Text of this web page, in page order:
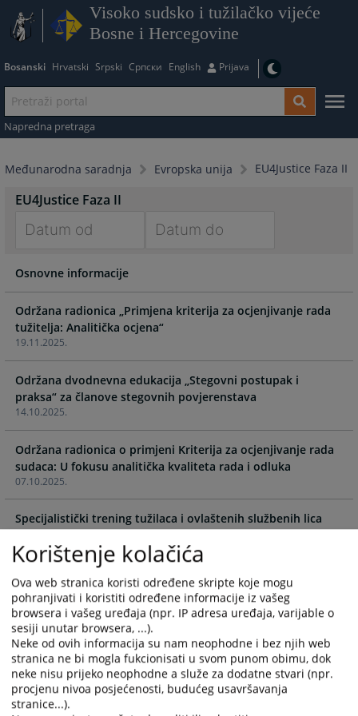
Visoko sudsko i tužilačko vijeće
Bosne i Hercegovine
Bosanski Hrvatski Srpski Српски English Prijava
Napredna pretraga
Međunarodna saradnja Evropska unija EU4Justice Faza II
EU4Justice Faza II
forward
to
interact
with
the
calendar
and
select
a
date.
Press
the
question
mark
key
get
keyboard
shortcuts
for
changing
dates.
to
interact
with
calendar
and
select
date.
Press
the
mark
key
get
keyboard
shortcuts
for
changing
dates.
Osnovne informacije
19.11.2025.
Održana radionica „Primjena kriterija za ocjenjivanje rada
tužitelja: Analitička ocjena“
14.10.2025.
Održana dvodnevna edukacija „Stegovni postupak i
praksa“ za članove stegovnih povjerenstava
07.10.2025.
Održana radionica o primjeni Kriterija za ocjenjivanje rada
sudaca: U fokusu analitička kvaliteta rada i odluka
02.07.2025.
Specijalistički trening tužilaca i ovlaštenih službenih lica
17.04.2025.
Okrugli sto o konceptu pripreme kandidata za prvi ulazak u
pravosuđe
15.04.2025.
Usvojena Strategija o sigurnosti/bezbjednosti pravosuđa u
Bosni i Hercegovini
Obuka trenera iz oblasti etike i integriteta nosilaca
Korištenje kolačića
Ova web stranica koristi određene skripte koje mogu
pohranjivati i koristiti određene informacije iz vašeg
browsera i vašeg uređaja (npr. IP adresa uređaja, varijable o
sesiji unutar browsera, ...).
Neke od ovih informacija su nam neophodne i bez njih web
stranica ne bi mogla fukcionisati u svom punom obimu, dok
neke nisu prijeko neophodne a služe za dodatne stvari (npr.
procjenu nivoa posjećenosti, budućeg usavršavanja
stranice...).